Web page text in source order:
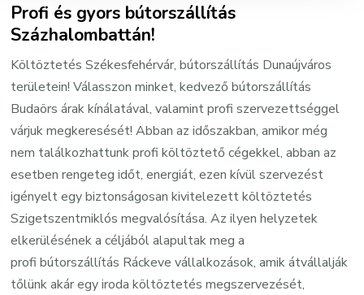
Profi és gyors bútorszállítás
Százhalombattán!
Költöztetés Székesfehérvár, bútorszállítás Dunaújváros
területein! Válasszon minket, kedvező bútorszállítás
Budaörs árak kínálatával, valamint profi szervezettséggel
várjuk megkeresését! Abban az időszakban, amikor még
nem találkozhattunk profi költöztető cégekkel, abban az
esetben rengeteg időt, energiát, ezen kívül szervezést
igényelt egy biztonságosan kivitelezett költöztetés
Szigetszentmiklós megvalósítása. Az ilyen helyzetek
elkerülésének a céljából alapultak meg a
profi bútorszállítás Ráckeve vállalkozások, amik átvállalják
tőlünk akár egy iroda költöztetés megszervezését,